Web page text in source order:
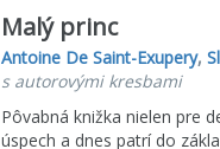
Malý princ
Antoine De Saint-Exupery,
s autorovými kresbami
Pôvabná knižka nielen pre
úspech a dnes patrí do